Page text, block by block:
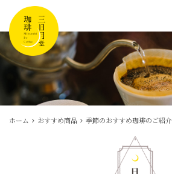
ホーム おすすめ商品 季節のおすすめ珈琲のご紹介